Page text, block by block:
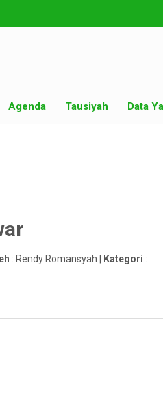
Agenda Tausiyah Data
: Rendy Romansyah | Kategori :